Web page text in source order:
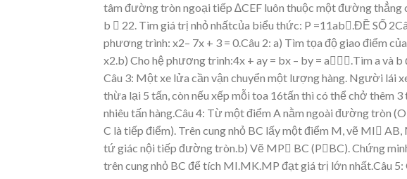
tâm đườngtròn ngoại tiếp ∆CEF luôn thuộc một đường thẳng
b  22. Tìm giá trị nhỏ nhấtcủa biểu thức: P =11ab.ĐỀ SỐ
phương trình: x2– 7x + 3 = 0.Câu 2: a) Tìm tọa độ giao điểm củ
x2.b) Cho hệ phương trình:4x + ay = bx – by = a.Tìm a và b
Câu 3: Mộtxe lửa cần vận chuyển một lượnghàng. Người lái
thừa lại 5 tấn,còn nếu xếp mỗi toa 16tấn thìcó thể chở thêm 3
nhiêu tấn hàng.Câu 4: Từmộtđiểm Anằm ngoài đườngtròn
C là tiếp điểm). Trên cung nhỏ BC lấymột điểm M, vẽ MI AB,
tứ giác nội tiếp đường tròn.b) Vẽ MP BC (PBC). Chứng
trên cungnhỏ BC để tích MI.MK.MP đạt giá trị lớn nhất.Câu 5: